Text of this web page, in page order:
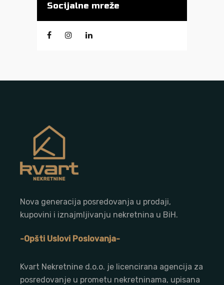
Socijalne mreže
Nova generacija posredovanja u prodaji,
kupovini i iznajmljivanju nekretnina u BiH.
-Opšti Uslovi Poslovanja-
Kvart Nekretnine d.o.o. je licencirana agencija za
posredovanje u prometu nekretninama, upisana